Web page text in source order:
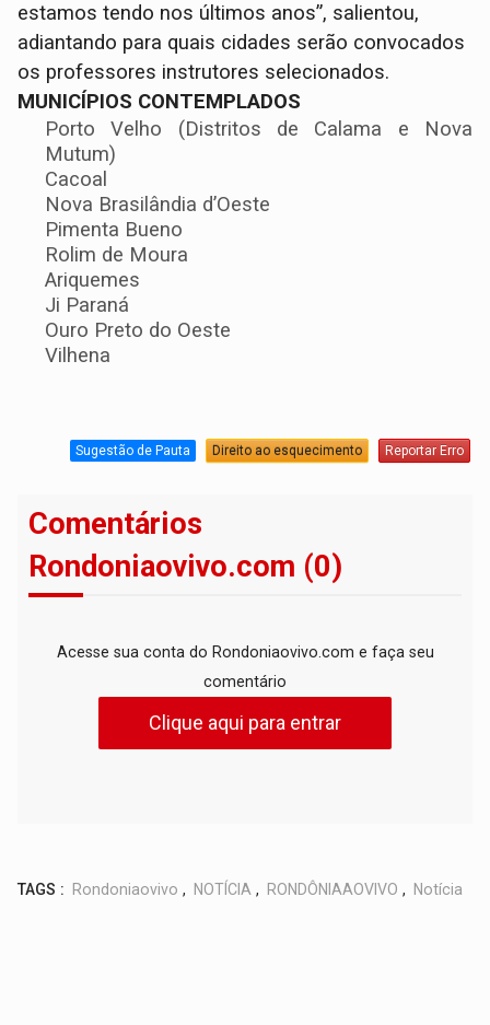
estamos tendo nos últimos anos”, salientou,
adiantando para quais cidades serão convocados
os professores instrutores selecionados.
MUNICÍPIOS CONTEMPLADOS
Porto Velho (Distritos de Calama e Nova
Mutum)
Cacoal
Nova Brasilândia d’Oeste
Pimenta Bueno
Rolim de Moura
Ariquemes
Ji Paraná
Ouro Preto do Oeste
Vilhena
Sugestão de Pauta Direito ao esquecimento Reportar Erro
Comentários
Rondoniaovivo.com (0)
Acesse sua conta do Rondoniaovivo.com e faça seu
comentário
Clique aqui para entrar
TAGS : Rondoniaovivo , NOTÍCIA , RONDÔNIAAOVIVO , Notícia